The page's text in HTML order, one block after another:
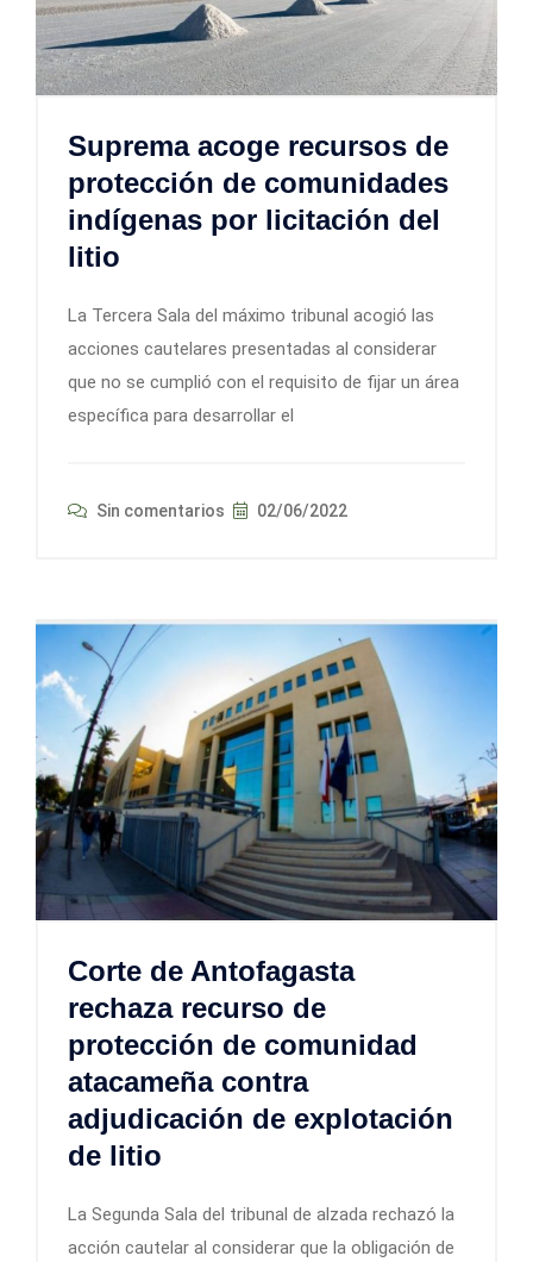
Suprema acoge recursos de
protección de comunidades
indígenas por licitación del
litio
La Tercera Sala del máximo tribunal acogió las
acciones cautelares presentadas al considerar
que no se cumplió con el requisito de fijar un área
específica para desarrollar el
Sin comentarios 02/06/2022
Corte de Antofagasta
rechaza recurso de
protección de comunidad
atacameña contra
adjudicación de explotación
de litio
La Segunda Sala del tribunal de alzada rechazó la
acción cautelar al considerar que la obligación de